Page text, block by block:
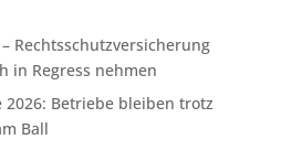
Rechtsschutzversicherung
in Regress nehmen
Betriebe bleiben trotz
Ball